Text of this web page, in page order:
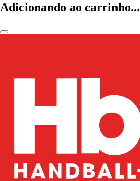
Adicionando ao carrinho...